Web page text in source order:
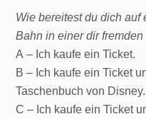
Wie bereitest du dich auf
Bahn in einer dir
A – Ich kaufe ein Ticket.
B – Ich kaufe ein Ticket
Taschenbuch von Disney.
C – Ich kaufe ein Ticket